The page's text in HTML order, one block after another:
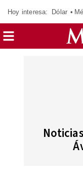
Hoy interesa: Dólar